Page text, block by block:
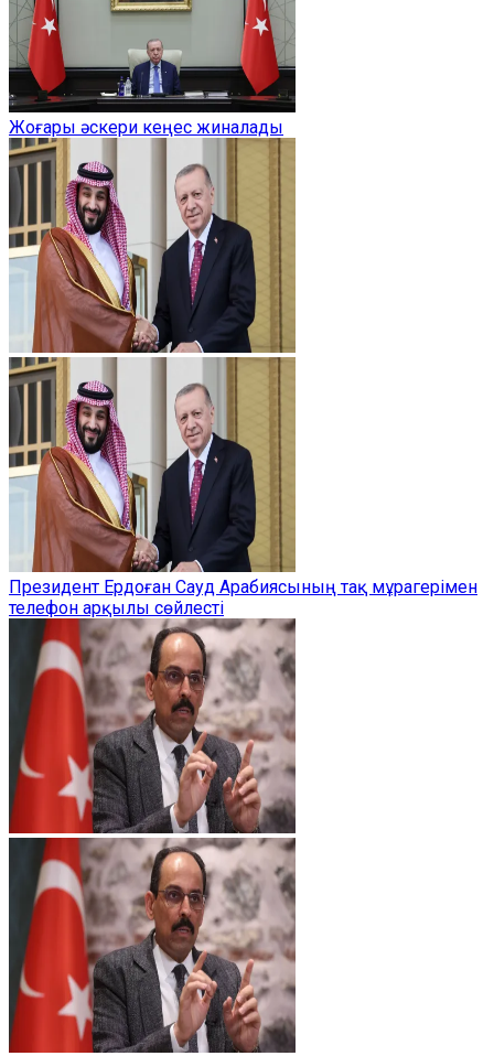
Жоғары әскери кеңес жиналады
Президент Ердоған Сауд Арабиясының тақ мұрагерімен
телефон арқылы сөйлесті